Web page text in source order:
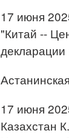
17 июня
"Китай --
17 июня
Казахстан